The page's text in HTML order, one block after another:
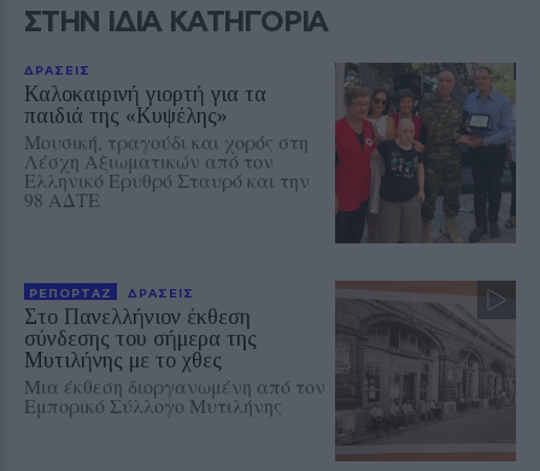
ΣΤΗΝ ΙΔΙΑ ΚΑΤΗΓΟΡΙΑ
ΔΡΑΣΕΙΣ
Καλοκαιρινή γιορτή για τα
παιδιά της «Κυψέλης»
Μουσική, τραγούδι και χορός στη
Λέσχη Αξιωματικών από τον
Ελληνικό Ερυθρό Σταυρό και την
98 ΑΔΤΕ
ΡΕΠΟΡΤΑΖ ΔΡΑΣΕΙΣ
Στο Πανελλήνιον έκθεση
σύνδεσης του σήμερα της
Μυτιλήνης με το χθες
Μια έκθεση διοργανωμένη από τον
Εμπορικό Σύλλογο Μυτιλήνης